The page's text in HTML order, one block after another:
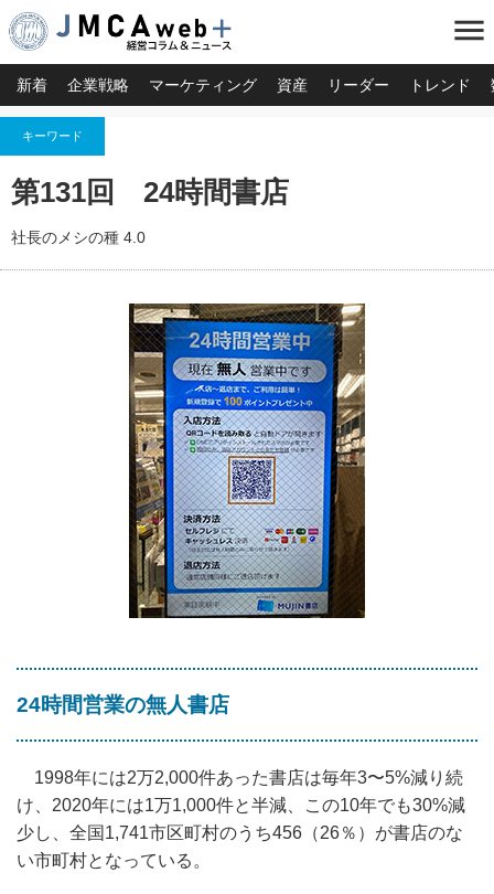
menu
新着 企業戦略 マーケティング 資産 リーダー トレンド
キーワード
第131回 24時間書店
社長のメシの種 4.0
24時間営業の無人書店
1998年には2万2,000件あった書店は毎年3〜5%減り続
け、2020年には1万1,000件と半減、この10年でも30%減
少し、全国1,741市区町村のうち456（26％）が書店のな
い市町村となっている。